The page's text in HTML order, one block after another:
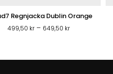
Regnjacka Dublin Orange
499,50 kr – 649,50 krPrisintervall:
649,50 kr